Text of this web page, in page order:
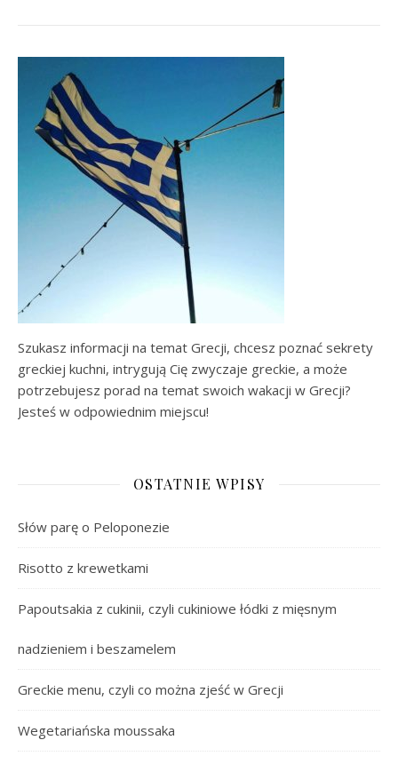
Szukasz informacji na temat Grecji, chcesz poznać sekrety
greckiej kuchni, intrygują Cię zwyczaje greckie, a może
potrzebujesz porad na temat swoich wakacji w Grecji?
Jesteś w odpowiednim miejscu!
OSTATNIE WPISY
Słów parę o Peloponezie
Risotto z krewetkami
Papoutsakia z cukinii, czyli cukiniowe łódki z mięsnym
nadzieniem i beszamelem
Greckie menu, czyli co można zjeść w Grecji
Wegetariańska moussaka